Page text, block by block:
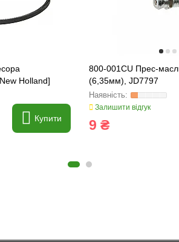
Holland]
Купити
800-001CU Прес-
(6,35мм), JD7797
Залишити відгук
9 ₴